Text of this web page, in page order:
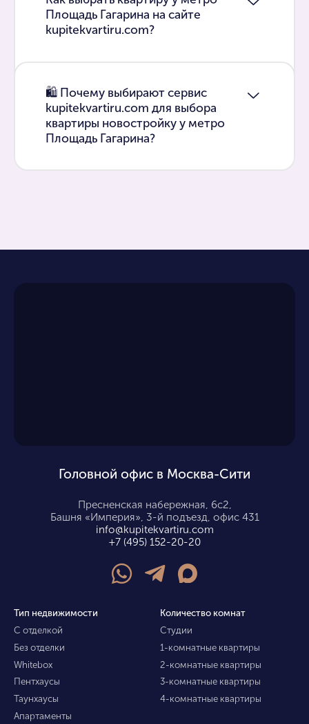
Площадь Гагарина на сайте
kupitekvartiru.com?
🛍 Почему выбирают сервис
kupitekvartiru.com для выбора
квартиры новостройку у метро
Площадь Гагарина?
Головной офис в Москва-Сити
Пресненская набережная, 6с2,
Башня «Империя», 3-й подъезд, офис 431
info@kupitekvartiru.com
+7 (495) 152-20-20
Тип недвижимости
С отделкой
Без отделки
Whitebox
Пентхаусы
Таунхаусы
Апартаменты
Количество комнат
Студии
1-комнатные квартиры
2-комнатные квартиры
3-комнатные квартиры
4-комнатные квартиры